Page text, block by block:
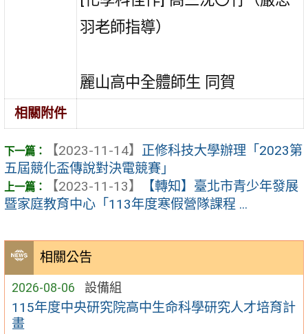
相關公告
2026-08-06 設備組
115年度中央研究院高中生命科學研究人才培育計
畫
羽老師指導）
麗山高中全體師生 同賀
相關附件
【2023-11-14】 正修科技大學辦理「2023第
五屆競化盃傳說對決電競賽」
【2023-11-13】
【轉知】臺北市青少年發展
暨家庭教育中心「113年度寒假營隊課程 ...